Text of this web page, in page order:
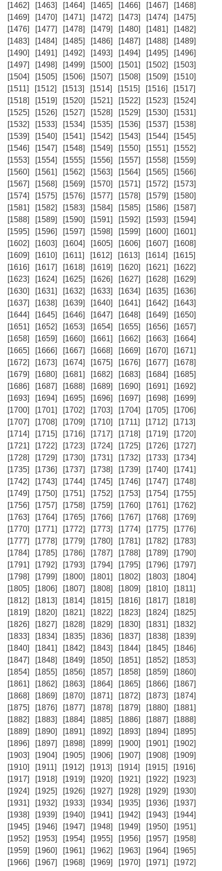
[1462]
[1463] [1464] [1465] [1466] [1467]
[1468]
[1469]
[1470] [1471] [1472] [1473] [1474]
[1475]
[1476]
[1477] [1478] [1479] [1480] [1481]
[1482]
[1483]
[1484] [1485] [1486] [1487] [1488]
[1489]
[1490]
[1491] [1492] [1493] [1494] [1495]
[1496]
[1497]
[1498] [1499] [1500] [1501] [1502]
[1503]
[1504]
[1505] [1506] [1507] [1508] [1509]
[1510]
[1511]
[1512] [1513] [1514] [1515] [1516]
[1517]
[1518]
[1519] [1520] [1521] [1522] [1523]
[1524]
[1525]
[1526] [1527] [1528] [1529] [1530]
[1531]
[1532]
[1533] [1534] [1535] [1536] [1537]
[1538]
[1539]
[1540] [1541] [1542] [1543] [1544]
[1545]
[1546]
[1547] [1548] [1549] [1550] [1551]
[1552]
[1553]
[1554] [1555] [1556] [1557] [1558]
[1559]
[1560]
[1561] [1562] [1563] [1564] [1565]
[1566]
[1567]
[1568] [1569] [1570] [1571] [1572]
[1573]
[1574]
[1575] [1576] [1577] [1578] [1579]
[1580]
[1581]
[1582] [1583] [1584] [1585] [1586]
[1587]
[1588]
[1589] [1590] [1591] [1592] [1593]
[1594]
[1595]
[1596] [1597] [1598] [1599] [1600]
[1601]
[1602]
[1603] [1604] [1605] [1606] [1607]
[1608]
[1609]
[1610] [1611] [1612] [1613] [1614]
[1615]
[1616]
[1617] [1618] [1619] [1620] [1621]
[1622]
[1623]
[1624] [1625] [1626] [1627] [1628]
[1629]
[1630]
[1631] [1632] [1633] [1634] [1635]
[1636]
[1637]
[1638] [1639] [1640] [1641] [1642]
[1643]
[1644]
[1645] [1646] [1647] [1648] [1649]
[1650]
[1651]
[1652] [1653] [1654] [1655] [1656]
[1657]
[1658]
[1659] [1660] [1661] [1662] [1663]
[1664]
[1665]
[1666] [1667] [1668] [1669] [1670]
[1671]
[1672]
[1673] [1674] [1675] [1676] [1677]
[1678]
[1679]
[1680] [1681] [1682] [1683] [1684]
[1685]
[1686]
[1687] [1688] [1689] [1690] [1691]
[1692]
[1693]
[1694] [1695] [1696] [1697] [1698]
[1699]
[1700]
[1701] [1702] [1703] [1704] [1705]
[1706]
[1707]
[1708] [1709] [1710] [1711] [1712]
[1713]
[1714]
[1715] [1716] [1717] [1718] [1719]
[1720]
[1721]
[1722] [1723] [1724] [1725] [1726]
[1727]
[1728]
[1729] [1730] [1731] [1732] [1733]
[1734]
[1735]
[1736] [1737] [1738] [1739] [1740]
[1741]
[1742]
[1743] [1744] [1745] [1746] [1747]
[1748]
[1749]
[1750] [1751] [1752] [1753] [1754]
[1755]
[1756]
[1757] [1758] [1759] [1760] [1761]
[1762]
[1763]
[1764] [1765] [1766] [1767] [1768]
[1769]
[1770]
[1771] [1772] [1773] [1774] [1775]
[1776]
[1777]
[1778] [1779] [1780] [1781] [1782]
[1783]
[1784]
[1785] [1786] [1787] [1788] [1789]
[1790]
[1791]
[1792] [1793] [1794] [1795] [1796]
[1797]
[1798]
[1799] [1800] [1801] [1802] [1803]
[1804]
[1805]
[1806] [1807] [1808] [1809] [1810]
[1811]
[1812]
[1813] [1814] [1815] [1816] [1817]
[1818]
[1819]
[1820] [1821] [1822] [1823] [1824]
[1825]
[1826]
[1827] [1828] [1829] [1830] [1831]
[1832]
[1833]
[1834] [1835] [1836] [1837] [1838]
[1839]
[1840]
[1841] [1842] [1843] [1844] [1845]
[1846]
[1847]
[1848] [1849] [1850] [1851] [1852]
[1853]
[1854]
[1855] [1856] [1857] [1858] [1859]
[1860]
[1861]
[1862] [1863] [1864] [1865] [1866]
[1867]
[1868]
[1869] [1870] [1871] [1872] [1873]
[1874]
[1875]
[1876] [1877] [1878] [1879] [1880]
[1881]
[1882]
[1883] [1884] [1885] [1886] [1887]
[1888]
[1889]
[1890] [1891] [1892] [1893] [1894]
[1895]
[1896]
[1897] [1898] [1899] [1900] [1901]
[1902]
[1903]
[1904] [1905] [1906] [1907] [1908]
[1909]
[1910]
[1911] [1912] [1913] [1914] [1915]
[1916]
[1917]
[1918] [1919] [1920] [1921] [1922]
[1923]
[1924]
[1925] [1926] [1927] [1928] [1929]
[1930]
[1931]
[1932] [1933] [1934] [1935] [1936]
[1937]
[1938]
[1939] [1940] [1941] [1942] [1943]
[1944]
[1945]
[1946] [1947] [1948] [1949] [1950]
[1951]
[1952]
[1953] [1954] [1955] [1956] [1957]
[1958]
[1959]
[1960] [1961] [1962] [1963] [1964]
[1965]
[1966]
[1967] [1968] [1969] [1970] [1971]
[1972]